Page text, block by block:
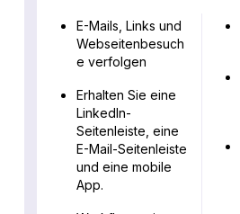
E-Mails, Links und
Webseitenbesuch
e verfolgen
Erhalten Sie eine
LinkedIn-
Seitenleiste, eine
E-Mail-Seitenleiste
und eine mobile
App.